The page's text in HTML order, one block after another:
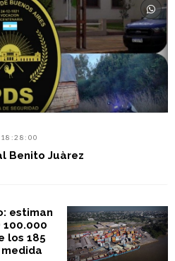
Benito Juàrez
estiman
100.000
los 185